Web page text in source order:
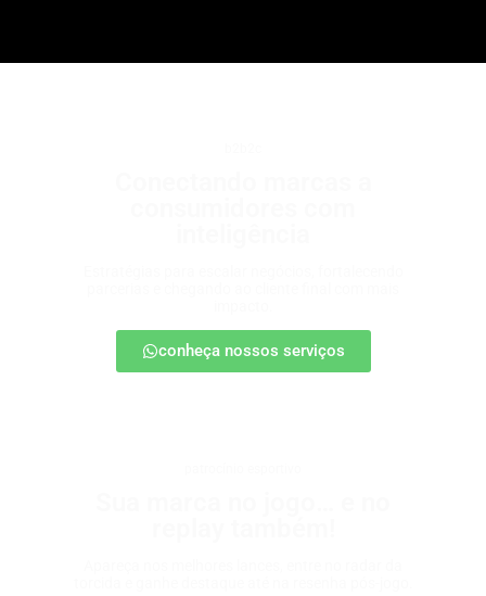
conheça nossos serviços